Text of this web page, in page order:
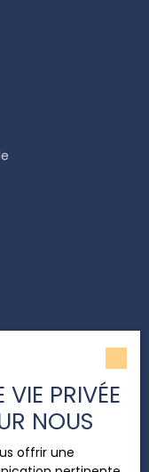
VIE PRIVÉE
NOUS
offrir une